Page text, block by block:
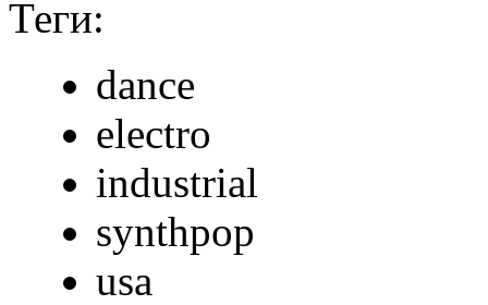
Теги:
dance
electro
industrial
synthpop
usa